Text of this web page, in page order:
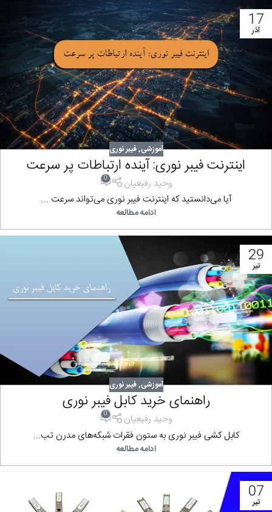
17
آذر
آموزشی,فیبر نوری
اینترنت فیبر نوری: آینده ارتباطات پر سرعت
وحید رفیعیان 0
آیا می‌دانستید که اینترنت فیبر نوری می‌تواند سرعت ...
ادامه مطالعه
29
تیر
آموزشی,فیبر نوری
راهنمای خرید کابل فیبر نوری
وحید رفیعیان 0
کابل‌ کشی فیبر نوری به ستون فقرات شبکه‌های مدرن تب...
ادامه مطالعه
07
تیر